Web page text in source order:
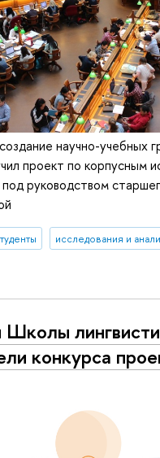
научно-учебных
проект по корпусным
под руководством
исследования и
Школы
конкурса